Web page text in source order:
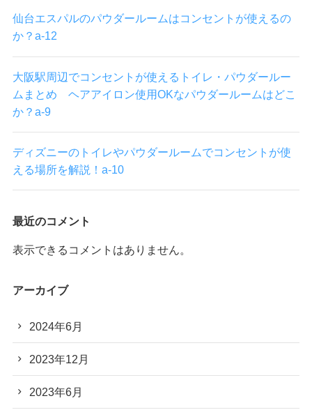
仙台エスパルのパウダールームはコンセントが使えるの
か？a-12
大阪駅周辺でコンセントが使えるトイレ・パウダールー
ムまとめ ヘアアイロン使用OKなパウダールームはどこ
か？a-9
ディズニーのトイレやパウダールームでコンセントが使
える場所を解説！a-10
最近のコメント
表示できるコメントはありません。
アーカイブ
2024年6月
2023年12月
2023年6月